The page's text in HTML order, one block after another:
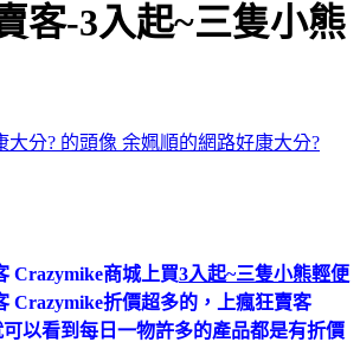
客-3入起~三隻小熊
余姵順的網路好康大分?
Crazymike商城上買3入起~三隻小熊輕便
Crazymike折價超多的，上瘋狂賣客
以看到每日一物許多的產品都是有折價